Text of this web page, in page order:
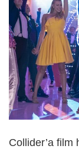
Collider’a film